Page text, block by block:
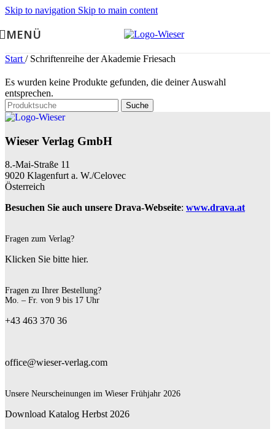
Skip to navigation Skip to main content
MENÜ
Start / Schriftenreihe der Akademie Friesach
Es wurden keine Produkte gefunden, die deiner Auswahl
entsprechen.
Suche
Wieser Verlag GmbH
8.-Mai-Straße 11
9020 Klagenfurt a. W./Celovec
Österreich
Besuchen Sie auch unsere Drava-Webseite: www.drava.at
Fragen zum Verlag?
Klicken Sie bitte hier.
Fragen zu Ihrer Bestellung?
Mo. – Fr. von 9 bis 17 Uhr
+43 463 370 36
office@wieser-verlag.com
Unsere Neurscheinungen im Wieser Frühjahr 2026
Download Katalog Herbst 2026